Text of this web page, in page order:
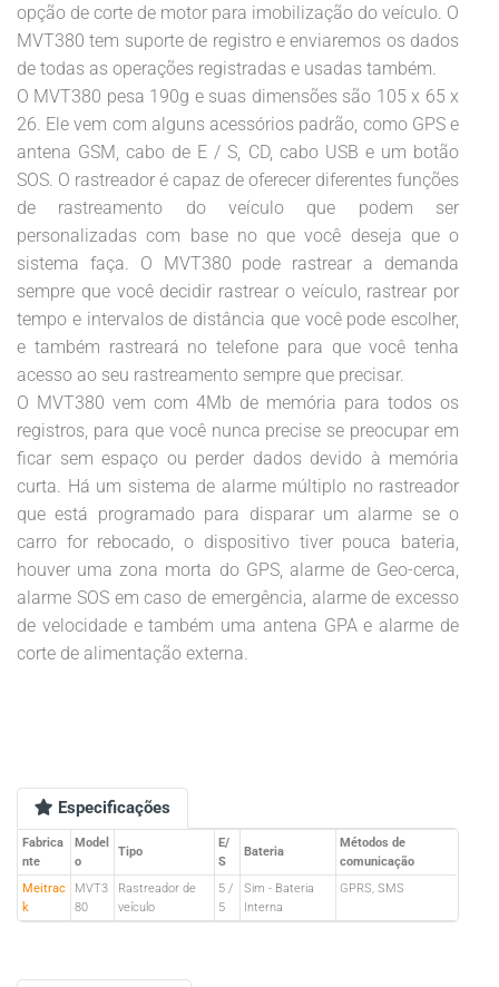
opção de corte de motor para imobilização do veículo. O
MVT380 tem suporte de registro e enviaremos os dados
de todas as operações registradas e usadas também.
O MVT380 pesa 190g e suas dimensões são 105 x 65 x
26. Ele vem com alguns acessórios padrão, como GPS e
antena GSM, cabo de E / S, CD, cabo USB e um botão
SOS. O rastreador é capaz de oferecer diferentes funções
de rastreamento do veículo que podem ser
personalizadas com base no que você deseja que o
sistema faça. O MVT380 pode rastrear a demanda
sempre que você decidir rastrear o veículo, rastrear por
tempo e intervalos de distância que você pode escolher,
e também rastreará no telefone para que você tenha
acesso ao seu rastreamento sempre que precisar.
O MVT380 vem com 4Mb de memória para todos os
registros, para que você nunca precise se preocupar em
ficar sem espaço ou perder dados devido à memória
curta. Há um sistema de alarme múltiplo no rastreador
que está programado para disparar um alarme se o
carro for rebocado, o dispositivo tiver pouca bateria,
houver uma zona morta do GPS, alarme de Geo-cerca,
alarme SOS em caso de emergência, alarme de excesso
de velocidade e também uma antena GPA e alarme de
corte de alimentação externa.
Especificações
Fabrica
nte
Model
o
Tipo
E/
S
Bateria
Métodos de
comunicação
Meitrac
k
MVT3
80
Rastreador de
veículo
5 /
5
Sim - Bateria
Interna
GPRS, SMS